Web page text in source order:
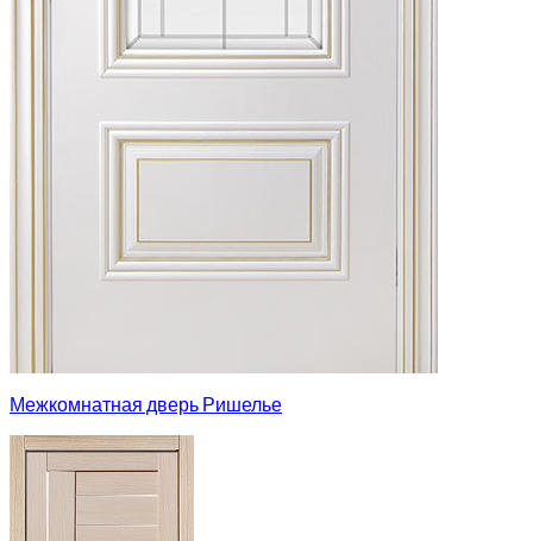
Межкомнатная дверь Ришелье